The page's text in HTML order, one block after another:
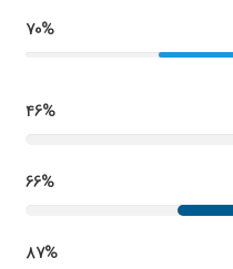
70%
46%
66%
87%